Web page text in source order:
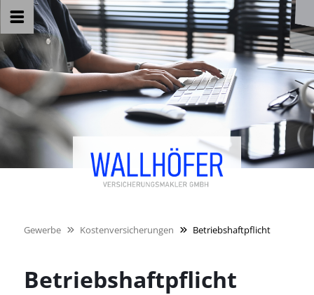
Gewerbe Kostenversicherungen Betriebshaftpflicht
Betriebshaftpflicht